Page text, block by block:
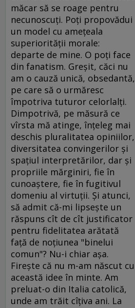
măcar să se roage pentru
necunoscuţi. Poţi propovădui
un model cu ameţeala
superiorităţii morale:
departe de mine. O poţi face
din fanatism. Greşit, căci nu
am o cauză unică, obsedantă,
pe care să o urmăresc
împotriva tuturor celorlalţi.
Dimpotrivă, pe măsură ce
vîrsta mă atinge, înţeleg mai
deschis pluralitatea opiniilor,
diversitatea convingerilor şi
spaţiul interpretărilor, dar şi
propriile mărginiri, fie în
cunoaştere, fie în fugitivul
domeniu al virtuţii. Şi atunci,
să admit că-mi lipseşte un
răspuns cît de cît justificator
pentru fidelitatea arătată
faţă de noţiunea "binelui
comun"? Nu-i chiar aşa.
Fireşte că nu m-am născut cu
această idee în minte. Am
preluat-o din Italia catolică,
unde am trăit cîţiva ani. La